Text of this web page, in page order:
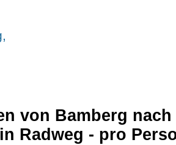
von Bamberg
Radweg - pro